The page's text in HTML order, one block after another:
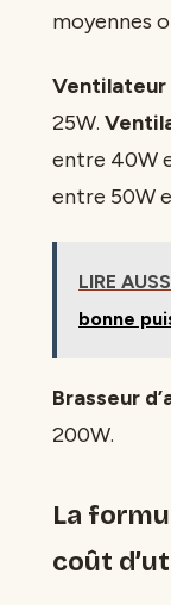
moyennes
Ventilateur
25W.
entre 40W
entre 50W
LIRE
bonne
Brasseur
200W.
La
coût